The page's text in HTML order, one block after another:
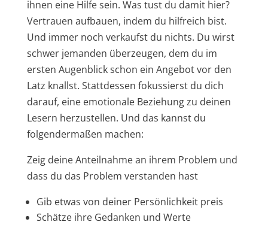
ihnen eine Hilfe sein. Was tust du damit hier?
Vertrauen aufbauen, indem du hilfreich bist.
Und immer noch verkaufst du nichts. Du wirst
schwer jemanden überzeugen, dem du im
ersten Augenblick schon ein Angebot vor den
Latz knallst. Stattdessen fokussierst du dich
darauf, eine emotionale Beziehung zu deinen
Lesern herzustellen. Und das kannst du
folgendermaßen machen:
Zeig deine Anteilnahme an ihrem Problem und
dass du das Problem verstanden hast
Gib etwas von deiner Persönlichkeit preis
Schätze ihre Gedanken und Werte